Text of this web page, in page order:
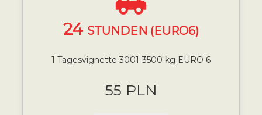
24 STUNDEN (EURO6)
1 Tagesvignette 3001-3500 kg EURO 6
55 PLN